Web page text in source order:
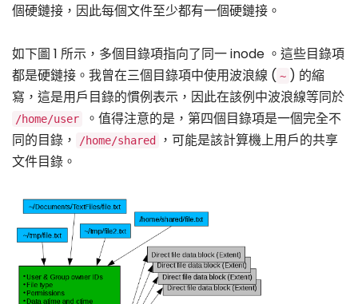
個硬鏈接，因此每個文件至少都有一個硬鏈接。
如下圖 1 所示，多個目錄項指向了同一 inode 。這些目錄項
都是硬鏈接。我曾在三個目錄項中使用波浪線 ( ~ ) 的縮
寫，這是用戶目錄的慣例表示，因此在該例中波浪線等同於
/home/user
。值得注意的是，第四個目錄項是一個完全不
同的目錄，
/home/shared
，可能是該計算機上用戶的共享
文件目錄。